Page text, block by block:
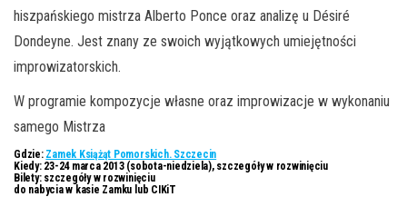
hiszpańskiego mistrza Alberto Ponce oraz analizę u Désiré
Dondeyne. Jest znany ze swoich wyjątkowych umiejętności
improwizatorskich.
W programie kompozycje własne oraz improwizacje w wykonaniu
samego Mistrza
Gdzie: Zamek Książąt Pomorskich. Szczecin
Kiedy:23-24 marca 2013 (sobota-niedziela), szczegóły w rozwinięciu
Bilety:szczegóły w rozwinięciu
do nabycia w kasie Zamku lub CIKiT